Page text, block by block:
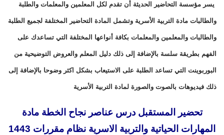
يسر مؤسسة التحاضير الحديثة أن تقدم لكل المعلمين والمعلمات والطلبة
والطالبات مادة التربية الأسرية وتشمل المادة التحاضير المختلفة لجميع الطلبة
والطالبات والمعلمين والمعلمات بكافة أنواعها المختلفة التي تساعدك على
الفهم بطريقة سلسة بالإضافة إلى ذلك دليل المعلم والعروض التوضيحية من
البوربوينت التي تساعد الطلبة على الاستيعاب بشكل اكثر وضوحا بالإضافة إلى
ذلك فيديوهات بالصوت والصورة لمادة التربية الأسرية
تحضير المستقبل درس عناصر نجاح الخطة مادة
المهارات الحياتية والتربية الاسرية نظام مقررات 1443